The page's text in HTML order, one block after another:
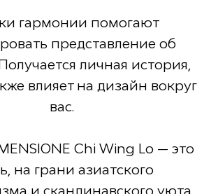
гармонии помогают
представление об
личная история,
влияет на дизайн вокруг
вас.
Chi Wing Lo — это
на грани азиатского
и скандинавского уюта.